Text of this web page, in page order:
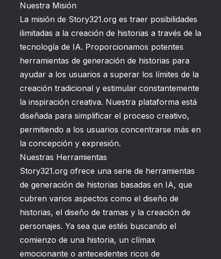
Nuestra Misión
La misión de Story321.org es traer posibilidades
ilimitadas a la creación de historias a través de la
tecnología de IA. Proporcionamos potentes
herramientas de generación de historias para
ayudar a los usuarios a superar los límites de la
creación tradicional y estimular constantemente
la inspiración creativa. Nuestra plataforma está
diseñada para simplificar el proceso creativo,
permitiendo a los usuarios concentrarse más en
la concepción y expresión.
Nuestras Herramientas
Story321.org ofrece una serie de herramientas
de generación de historias basadas en IA, que
cubren varios aspectos como el diseño de
historias, el diseño de tramas y la creación de
personajes. Ya sea que estés buscando el
comienzo de una historia, un clímax
emocionante o antecedentes ricos de